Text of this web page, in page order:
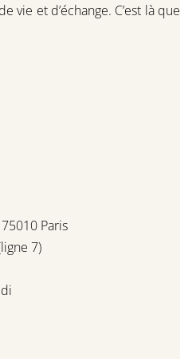
vie et d’échange. C’est là que
Paris
7)